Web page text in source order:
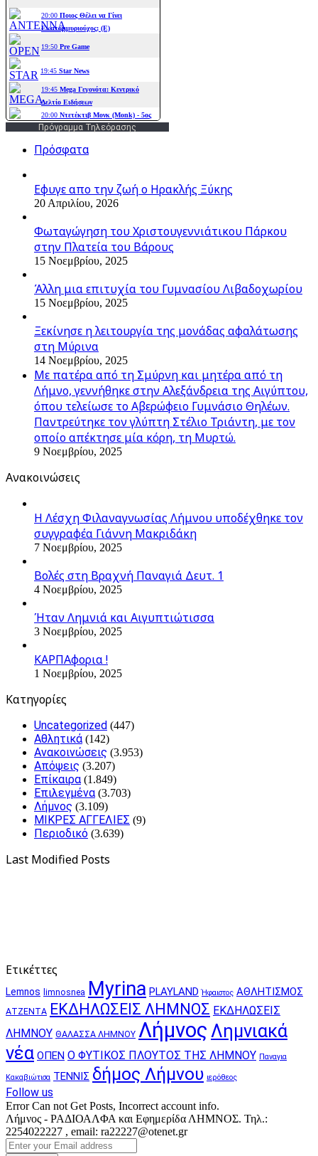
Πρόγραμμα Τηλεόρασης
Πρόσφατα
Εφυγε απο την ζωή o Ηρακλής Ξύκης
20 Απριλίου, 2026
Φωταγώγηση του Χριστουγεννιάτικου Πάρκου
στην Πλατεία του Βάρους
15 Νοεμβρίου, 2025
Άλλη μια επιτυχία του Γυμνασίου Λιβαδοχωρίου
15 Νοεμβρίου, 2025
Ξεκίνησε η λειτουργία της μονάδας αφαλάτωσης
στη Μύρινα
14 Νοεμβρίου, 2025
Με πατέρα από τη Σμύρνη και μητέρα από τη
Λήμνο, γεννήθηκε στην Αλεξάνδρεια της Αιγύπτου,
όπου τελείωσε το Αβερώφειο Γυμνάσιο Θηλέων.
Παντρεύτηκε τον γλύπτη Στέλιο Τριάντη, με τον
οποίο απέκτησε μία κόρη, τη Μυρτώ.
9 Νοεμβρίου, 2025
Ανακοινώσεις
Η Λέσχη Φιλαναγνωσίας Λήμνου υποδέχθηκε τον
συγγραφέα Γιάννη Μακριδάκη
7 Νοεμβρίου, 2025
Βολές στη Βραχνή Παναγιά Δευτ. 1
4 Νοεμβρίου, 2025
Ήταν Λημνιά και Αιγυπτιώτισσα
3 Νοεμβρίου, 2025
ΚΑΡΠΑφορια !
1 Νοεμβρίου, 2025
Kατηγορίες
Uncategorized (447)
Αθλητικά (142)
Ανακοινώσεις (3.953)
Απόψεις (3.207)
Επίκαιρα (1.849)
Επιλεγμένα (3.703)
Λήμνος (3.109)
ΜΙΚΡΕΣ ΑΓΓΕΛΙΕΣ (9)
Περιοδικό (3.639)
Last Modified Posts
Ετικέττες
Lemnos limnosnea Myrina PLAYLAND Ήφαιστος ΑΘΛΗΤΙΣΜΟΣ
ΑΤΖΕΝΤΑ ΕΚΔΗΛΩΣΕΙΣ ΛΗΜΝΟΣ ΕΚΔΗΛΩΣΕΙΣ
ΛΗΜΝΟΥ ΘΑΛΑΣΣΑ ΛΗΜΝΟΥ Λήμνος Λημνιακά
νέα ΟΠΕΝ Ο ΦΥΤΙΚΟΣ ΠΛΟΥΤΟΣ ΤΗΣ ΛΗΜΝΟΥ Παναγια
Κακαβιώτισα ΤΕΝΝΙΣ δήμος Λήμνου ιερόθεος
Follow us
Error Can not Get Posts, Incorrect account info.
Λήμνος - ΡΑΔΙΟΑΛΦΑ και Εφημερίδα ΛΗΜΝΟΣ. Τηλ.:
2254022227 , email: ra22227@otenet.gr
Enter